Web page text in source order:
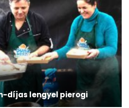
díjas lengyel pierogi